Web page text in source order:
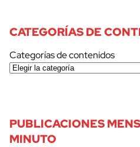
CATEGORÍAS DE
Categorías de contenidos
PUBLICACIONES
MINUTO